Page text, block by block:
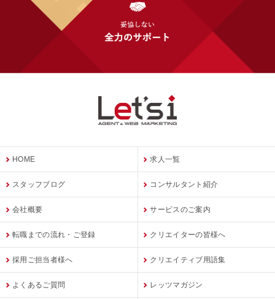
HOME 求人一覧
スタッフブログ コンサルタント紹介
会社概要 サービスのご案内
転職までの流れ・ご登録 クリエイターの皆様へ
採用ご担当者様へ クリエイティブ用語集
よくあるご質問 レッツマガジン